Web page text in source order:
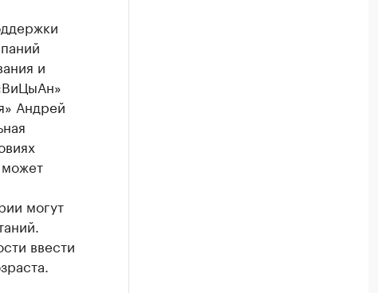
и
Андрей
могут
ввести